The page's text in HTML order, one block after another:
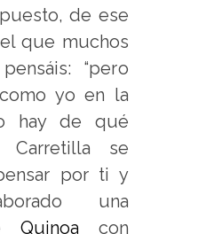
de ese
que muchos
“pero
yo en la
hay de qué
Carretilla se
por ti y
una
Quinoacon